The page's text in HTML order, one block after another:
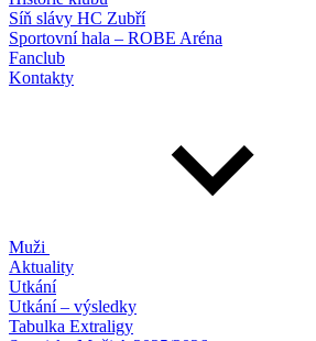
Síň slávy HC Zubří
Sportovní hala – ROBE Aréna
Fanclub
Kontakty
Muži
Aktuality
Utkání
Utkání – výsledky
Tabulka Extraligy